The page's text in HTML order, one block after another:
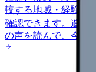
較する地域・経験年
確認できます。 進む
の声を読んで、今の